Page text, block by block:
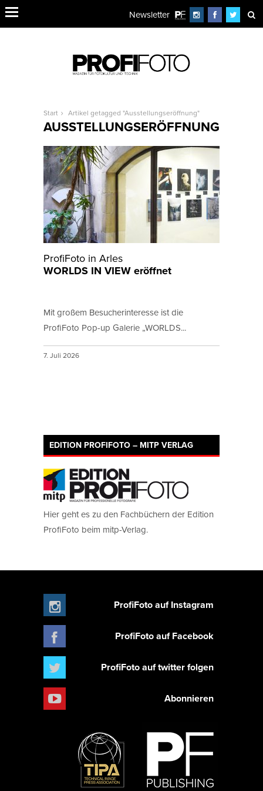
Newsletter
Start Artikel getagged "Ausstellungseröffnung"
AUSSTELLUNGSERÖFFNUNG
ProfiFoto in Arles
WORLDS IN VIEW eröffnet
Mit großem Besucherinteresse ist die
ProfiFoto Pop-up Galerie „WORLDS...
7. Juli 2026
EDITION PROFIFOTO – MITP VERLAG
Hier geht es zu den Fachbüchern der Edition
ProfiFoto beim mitp-Verlag.
ProfiFoto auf Instagram
ProfiFoto auf Facebook
ProfiFoto auf twitter folgen
Abonnieren